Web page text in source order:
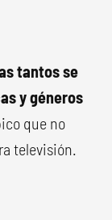
tantos se
y géneros
que no
televisión.